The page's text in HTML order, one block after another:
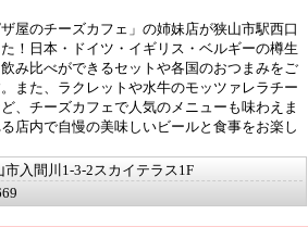
屋のチーズカフェ」の姉妹店が狭山市駅西口
！日本・ドイツ・イギリス・ベルギーの樽生
み比べができるセットや各国のおつまみをご
また、ラクレットや水牛のモッツァレラチー
、チーズカフェで人気のメニューも味わえま
店内で自慢の美味しいビールと食事をお楽し
入間川1-3-2スカイテラス1F